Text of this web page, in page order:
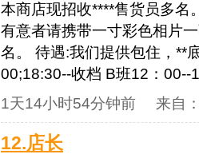
本商店现招收****售货员多名
有意者请携带一寸彩色相片
名。 待遇:我们提供包住，**
00;18:30--收档 B班12：00--
1天14小时54分钟前 来自
12.店长